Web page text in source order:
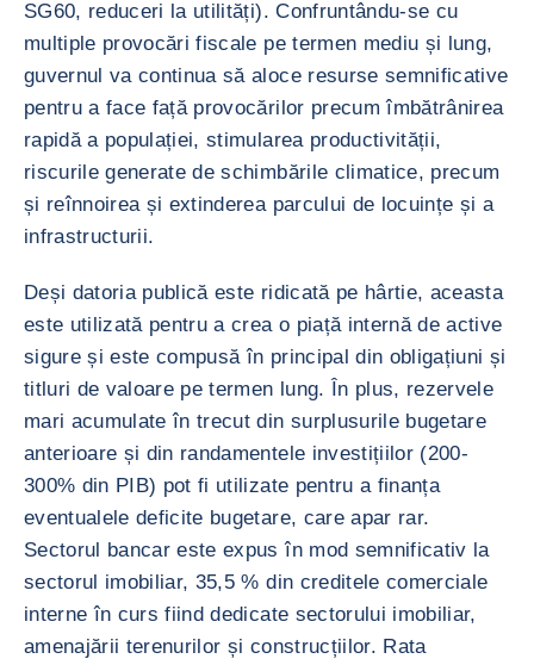
SG60, reduceri la utilități). Confruntându-se cu
multiple provocări fiscale pe termen mediu și lung,
guvernul va continua să aloce resurse semnificative
pentru a face față provocărilor precum îmbătrânirea
rapidă a populației, stimularea productivității,
riscurile generate de schimbările climatice, precum
și reînnoirea și extinderea parcului de locuințe și a
infrastructurii.
Deși datoria publică este ridicată pe hârtie, aceasta
este utilizată pentru a crea o piață internă de active
sigure și este compusă în principal din obligațiuni și
titluri de valoare pe termen lung. În plus, rezervele
mari acumulate în trecut din surplusurile bugetare
anterioare și din randamentele investițiilor (200-
300% din PIB) pot fi utilizate pentru a finanța
eventualele deficite bugetare, care apar rar.
Sectorul bancar este expus în mod semnificativ la
sectorul imobiliar, 35,5 % din creditele comerciale
interne în curs fiind dedicate sectorului imobiliar,
amenajării terenurilor și construcțiilor. Rata